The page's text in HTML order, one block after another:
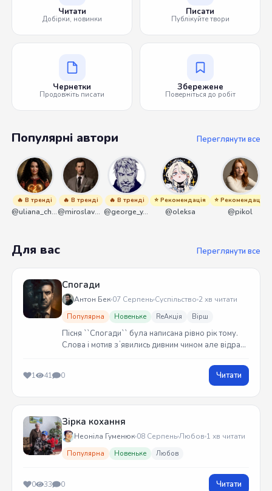
Читати
Добірки, новинки
Писати
Публікуйте твори
Чернетки
Продовжіть писати
Збережене
Поверніться до робіт
Популярні автори Переглянути все
🔥 В тренді
@uliana_chernenko
🔥 В тренді
@miroslavmaniyk
🔥 В тренді
@george_y_lawlett
⭐ Рекомендація
@oleksa
⭐ Рекомендація
@pikol
Для вас Переглянути все
Спогади
Антон Бек 07 Серпень Суспільство 2 хв читати
Популярна Новеньке ReАкція Вірш
Пісня ``Спогади`` була написана рівно рік тому.
Слова і мотив зʼявились дивним чином але відразу
1 41 0 Читати
Зірка кохання
Неоніла Гуменюк 08 СерпеньЛюбов 1 хв читати
Популярна Новеньке Любов
0 33 0 Читати